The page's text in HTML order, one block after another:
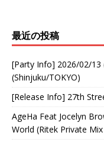
最近の投稿
[Party Info] 2026/02/13
(Shinjuku/TOKYO)
[Release Info] 27th
AgeHa Feat Jocelyn
World (Ritek Private